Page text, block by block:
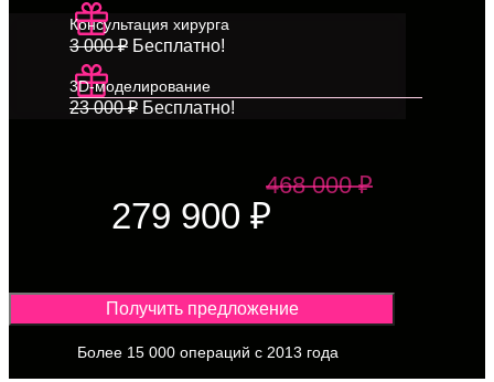
279 900 ₽
468 000 ₽
Консультация хирурга
3 000 ₽ Бесплатно!
3D-моделирование
23 000 ₽ Бесплатно!
Получить предложение
Более 15 000 операций с 2013 года